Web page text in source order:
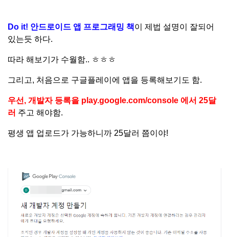
Do it! 안드로이드 앱 프로그래밍 책이 제법 설명이 잘되어
있는듯 하다.
따라 해보기가 수월함.. ㅎㅎㅎ
그리고, 처음으로 구글플레이에 앱을 등록해보기도 함.
우선, 개발자 등록을 play.google.com/console 에서 25달
러 주고 해야함.
평생 앱 업로드가 가능하니까 25달러 쯤이야!